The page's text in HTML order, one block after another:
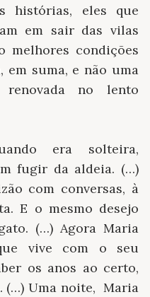
histórias, eles que
em sair das vilas
melhores condições
em suma, e não uma
renovada no lento
era solteira,
fugir da aldeia. (…)
com conversas, à
E o mesmo desejo
(…) Agora Maria
vive com o seu
os anos ao certo,
(…) Uma noite, Maria